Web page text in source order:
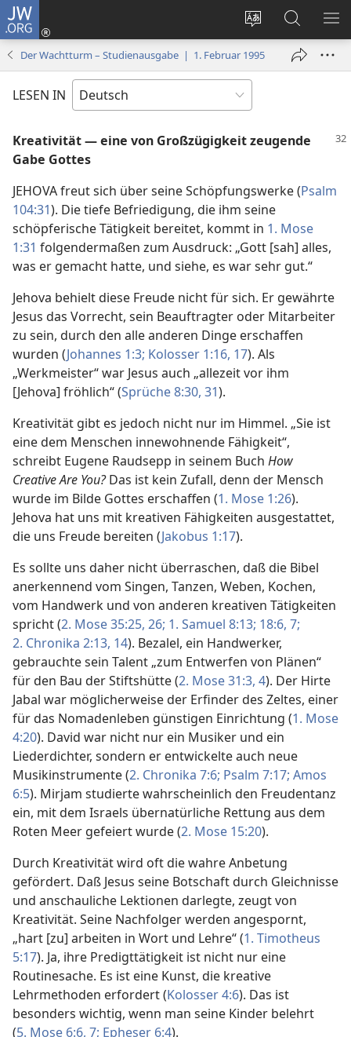
JW.ORG
Websitesprache
ändern
Anmelden
(öffnet
Suche
Der Wachtturm – Studienausgabe | 1. Februar 1995
LESEN IN
Kreativität — eine von Großzügigkeit zeugende
Gabe Gottes
JEHOVA freut sich über seine Schöpfungswerke (Psalm
104:31). Die tiefe Befriedigung, die ihm seine
schöpferische Tätigkeit bereitet, kommt in 1. Mose
1:31 folgendermaßen zum Ausdruck: „Gott [sah] alles,
was er gemacht hatte, und siehe, es war sehr gut.“
Jehova behielt diese Freude nicht für sich. Er gewährte
Jesus das Vorrecht, sein Beauftragter oder Mitarbeiter
zu sein, durch den alle anderen Dinge erschaffen
wurden (Johannes 1:3; Kolosser 1:16, 17). Als
„Werkmeister“ war Jesus auch „allezeit vor ihm
[Jehova] fröhlich“ (Sprüche 8:30, 31).
Kreativität gibt es jedoch nicht nur im Himmel. „Sie ist
eine dem Menschen innewohnende Fähigkeit“,
schreibt Eugene Raudsepp in seinem Buch How
Creative Are You?Das ist kein Zufall, denn der Mensch
wurde im Bilde Gottes erschaffen (1. Mose 1:26).
Jehova hat uns mit kreativen Fähigkeiten ausgestattet,
die uns Freude bereiten (Jakobus 1:17).
Es sollte uns daher nicht überraschen, daß die Bibel
anerkennend vom Singen, Tanzen, Weben, Kochen,
vom Handwerk und von anderen kreativen Tätigkeiten
spricht (2. Mose 35:25, 26; 1. Samuel 8:13; 18:6, 7;
2. Chronika 2:13, 14). Bezalel, ein Handwerker,
gebrauchte sein Talent „zum Entwerfen von Plänen“
für den Bau der Stiftshütte (2. Mose 31:3, 4). Der Hirte
Jabal war möglicherweise der Erfinder des Zeltes, einer
für das Nomadenleben günstigen Einrichtung (1. Mose
4:20). David war nicht nur ein Musiker und ein
Liederdichter, sondern er entwickelte auch neue
Musikinstrumente (2. Chronika 7:6; Psalm 7:17; Amos
6:5). Mirjam studierte wahrscheinlich den Freudentanz
ein, mit dem Israels übernatürliche Rettung aus dem
Roten Meer gefeiert wurde (2. Mose 15:20).
Durch Kreativität wird oft die wahre Anbetung
gefördert. Daß Jesus seine Botschaft durch Gleichnisse
und anschauliche Lektionen darlegte, zeugt von
Kreativität. Seine Nachfolger werden angespornt,
„hart [zu] arbeiten in Wort und Lehre“ (1. Timotheus
5:17). Ja, ihre Predigttätigkeit ist nicht nur eine
Routinesache. Es ist eine Kunst, die kreative
Lehrmethoden erfordert (Kolosser 4:6). Das ist
besonders wichtig, wenn man seine Kinder belehrt
(5. Mose 6:6, 7; Epheser 6:4).